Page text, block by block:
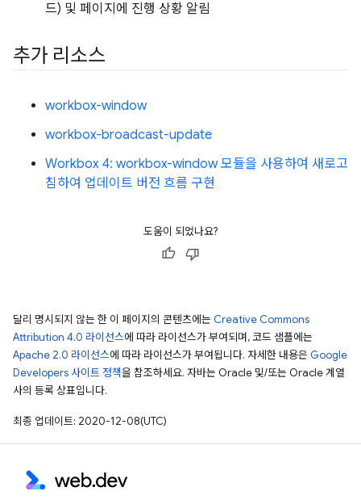
드) 및 페이지에 진행 상황 알림
추가 리소스
workbox-window
workbox-broadcast-update
Workbox 4: workbox-window 모듈을 사용하여 새로고
침하여 업데이트 버전 흐름 구현
도움이 되었나요?
달리 명시되지 않는 한 이 페이지의 콘텐츠에는 Creative Commons
Attribution 4.0 라이선스에 따라 라이선스가 부여되며, 코드 샘플에는
Apache 2.0 라이선스에 따라 라이선스가 부여됩니다. 자세한 내용은 Google
Developers 사이트 정책을 참조하세요. 자바는 Oracle 및/또는 Oracle 계열
사의 등록 상표입니다.
최종 업데이트: 2020-12-08(UTC)